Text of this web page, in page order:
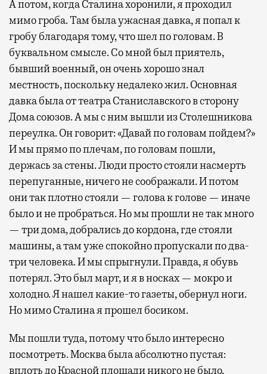
А потом, когда Сталина хоронили, я проходил
мимо гроба. Там была ужасная давка, я попал к
гробу благодаря тому, что шел по головам. В
буквальном смысле. Со мной был приятель,
бывший военный, он очень хорошо знал
местность, поскольку недалеко жил. Основная
давка была от театра Станиславского в сторону
Дома союзов. А мы с ним вышли из Столешникова
переулка. Он говорит: «Давай по головам пойдем?»
И мы прямо по плечам, по головам пошли,
держась за стены. Люди просто стояли насмерть
перепуганные, ничего не соображали. И потом
они так плотно стояли — голова к голове — иначе
было и не пробраться. Но мы прошли не так много
— три дома, добрались до кордона, где стояли
машины, а там уже спокойно пропускали по два-
три человека. И мы спрыгнули. Правда, я обувь
потерял. Это был март, и я в носках — мокро и
холодно. Я нашел какие-то газеты, обернул ноги.
Но мимо Сталина я прошел босиком.
Мы пошли туда, потому что было интересно
посмотреть. Москва была абсолютно пустая:
вплоть до Красной площади никого не было,